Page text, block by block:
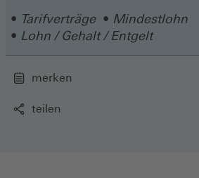
FENSTER)
Tarifverträge
Mindestlohn
Lohn / Gehalt / Entgelt
merken
teilen